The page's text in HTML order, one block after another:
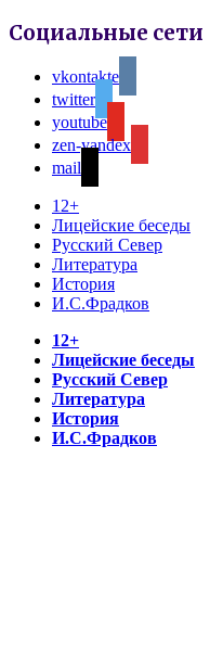
Социальные сети
vkontakte
twitter
youtube
zen-yandex
mail
12+
Лицейские беседы
Русский Север
Литература
История
И.С.Фрадков
12+
Лицейские беседы
Русский Север
Литература
История
И.С.Фрадков